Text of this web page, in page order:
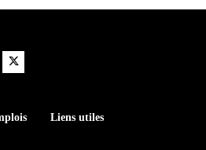
Liens utiles